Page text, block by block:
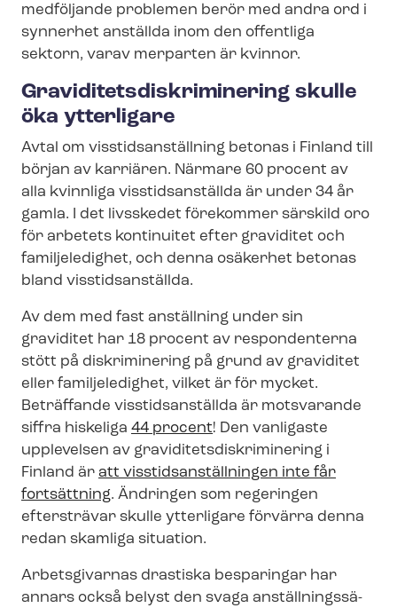
medföljande problemen berör med andra ord i
synnerhet anställda inom den offentliga
sektorn, varav merparten är kvinnor.
Gra­vi­di­tets­dis­kri­mi­ne­ring skulle
öka ytterligare
Avtal om viss­tids­an­ställ­ning betonas i Finland till
början av karriären. Närmare 60 procent av
alla kvinnliga visstidsanställda är under 34 år
gamla. I det livsskedet förekommer särskild oro
för arbetets kontinuitet efter graviditet och
familjeledighet, och denna osäkerhet betonas
bland visstidsanställda.
Av dem med fast anställning under sin
graviditet har 18 procent av respondenterna
stött på diskriminering på grund av graviditet
eller familjeledighet, vilket är för mycket.
Beträffande visstidsanställda är motsvarande
siffra hiskeliga 44 procent! Den vanligaste
upplevelsen av gra­vi­di­tets­dis­kri­mi­ne­ring i
Finland är att viss­tids­an­ställ­ning­en inte får
fortsättning. Ändringen som regeringen
eftersträvar skulle ytterligare förvärra denna
redan skamliga situation.
Arbetsgivarnas drastiska besparingar har
annars också belyst den svaga an­ställ­nings­sä­